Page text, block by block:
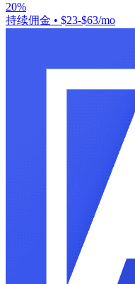
20%
持续佣金 • $23-$63/mo